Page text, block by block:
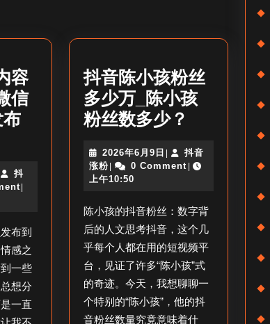
容
信
布
抖
布到
感之
一些
想分
一直
抖音陈小孩粉丝
多少万_陈小孩
粉丝数多少？
陈
孩
粉
丝
多
少
万
2026年6月9日 2026
年
9
日
抖音
涨粉抖
音
粉
0 Comment
上午10:50
陈小孩的抖音粉丝：数字背
后的人文思考抖音，这个几
乎每个人都在用的短视频平
台，见证了许多“陈小孩”式
的奇迹。今天，我想聊聊一
个特别的“陈小孩”，他的抖
音粉丝数量究竟意味着什